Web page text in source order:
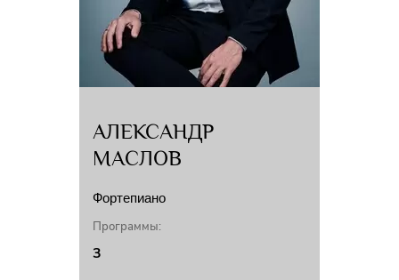
АЛЕКСАНДР
МАСЛОВ
Фортепиано
Программы:
3